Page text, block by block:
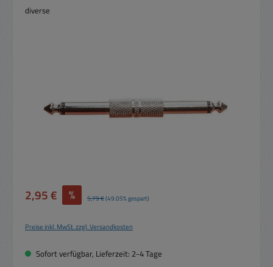
diverse
Verkaufspreis:
2,95 € % Regulärer Preis:
5,79 €(49.05% gespart)
Preise inkl. MwSt. zzgl. Versandkosten
Sofort verfügbar, Lieferzeit: 2-4 Tage